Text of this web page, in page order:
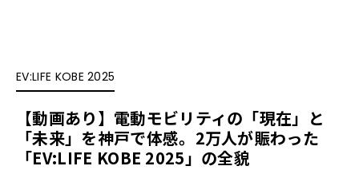
EV:LIFE KOBE 2025
【動画あり】電動モビリティの「現在」と
「未来」を神戸で体感。2万人が賑わった
「EV:LIFE KOBE 2025」の全貌